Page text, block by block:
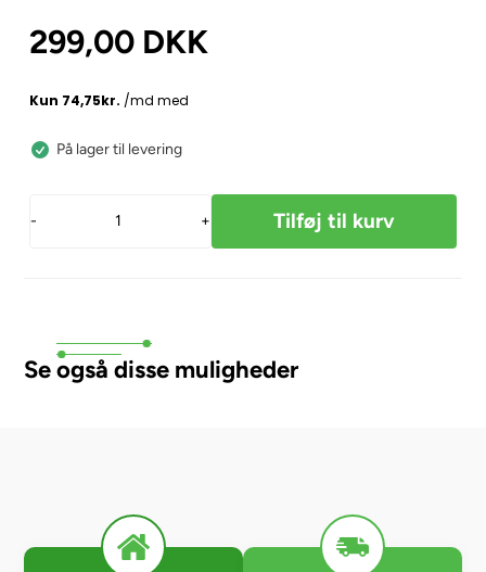
299,00 DKK
På lager til levering
- +
Se også disse muligheder